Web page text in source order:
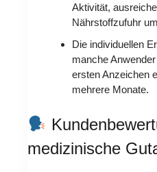
Aktivität,
Nährstoffzufuhr
Die individuellen
manche
ersten Anzeichen
mehrere Monate.
medizinische